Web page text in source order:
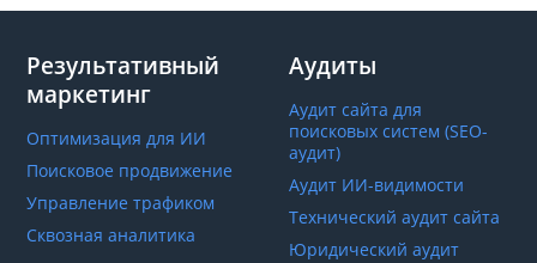
Результативный
маркетинг
Оптимизация для ИИ
Поисковое продвижение
Управление трафиком
Сквозная аналитика
Аудиты
Аудит сайта для
поисковых систем (SEO-
аудит)
Аудит ИИ-видимости
Технический аудит сайта
Юридический аудит